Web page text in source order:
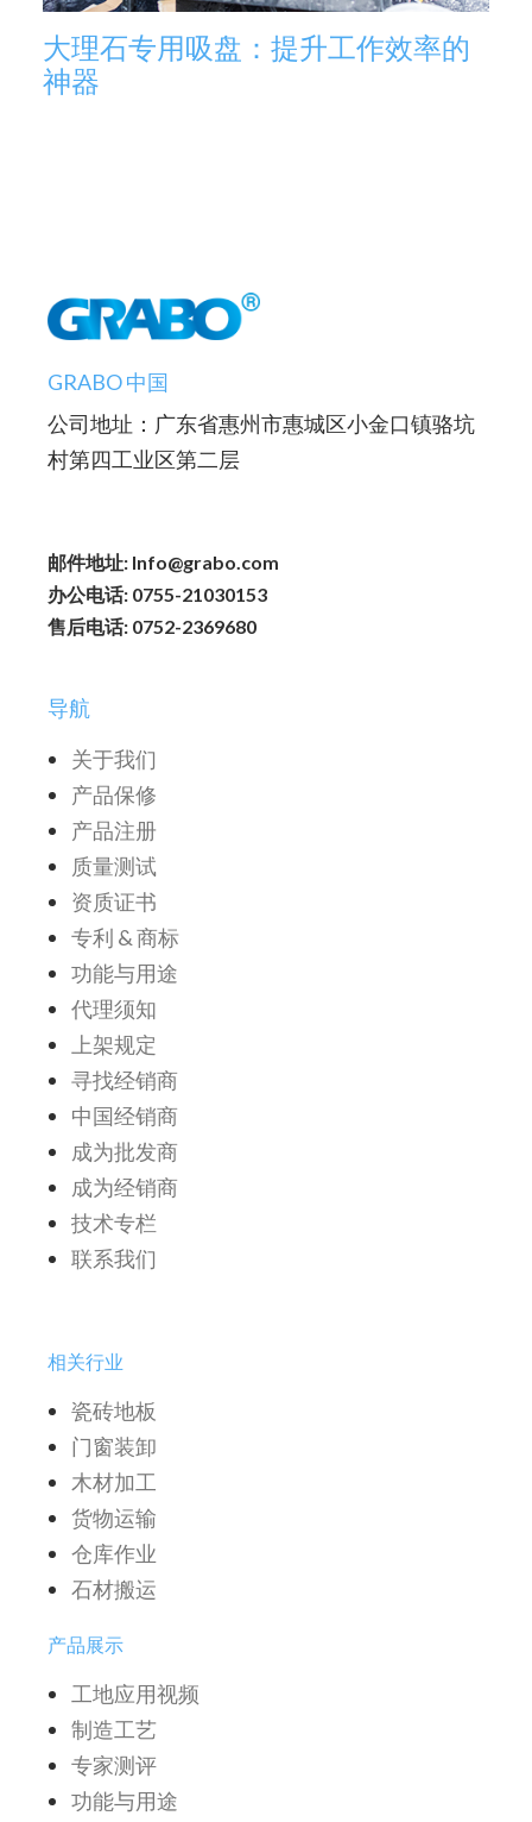
大理石专用吸盘：提升工作效率的
神器
GRABO 中国
公司地址：广东省惠州市惠城区小金口镇骆坑
村第四工业区第二层
邮件地址: Info@grabo.com
办公电话: 0755-21030153
售后电话: 0752-2369680
导航
关于我们
产品保修
产品注册
质量测试
资质证书
专利 & 商标
功能与用途
代理须知
上架规定
寻找经销商
中国经销商
成为批发商
成为经销商
技术专栏
联系我们
相关行业
瓷砖地板
门窗装卸
木材加工
货物运输
仓库作业
石材搬运
产品展示
工地应用视频
制造工艺
专家测评
功能与用途